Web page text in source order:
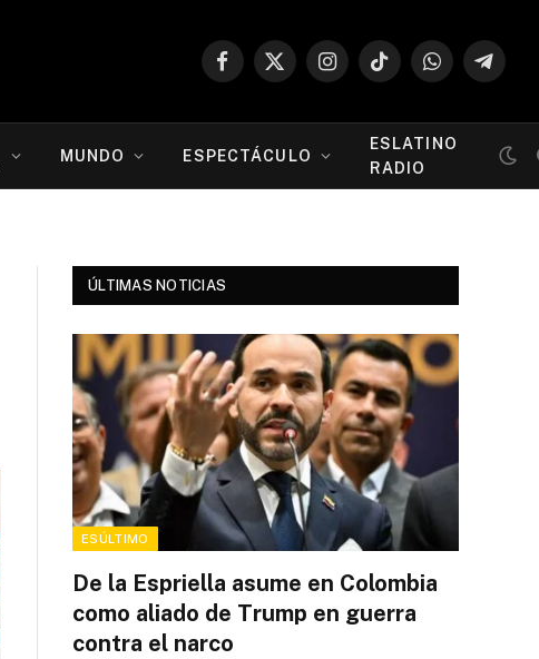
Facebook
X
InstagramTikTokWhatsApp
MUNDO ESPECTÁCULO
ESLATINO
RADIO
ÚLTIMAS NOTICIAS
ESÚLTIMO
De la Espriella asume en Colombia
como aliado de Trump en guerra
contra el narco